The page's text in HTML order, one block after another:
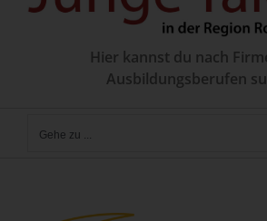
Hier kannst du nach
Ausbildungsberufen
Gehe zu ...